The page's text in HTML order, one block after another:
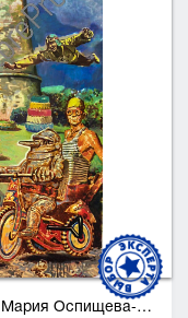
Мария Оспищева-Павлишин